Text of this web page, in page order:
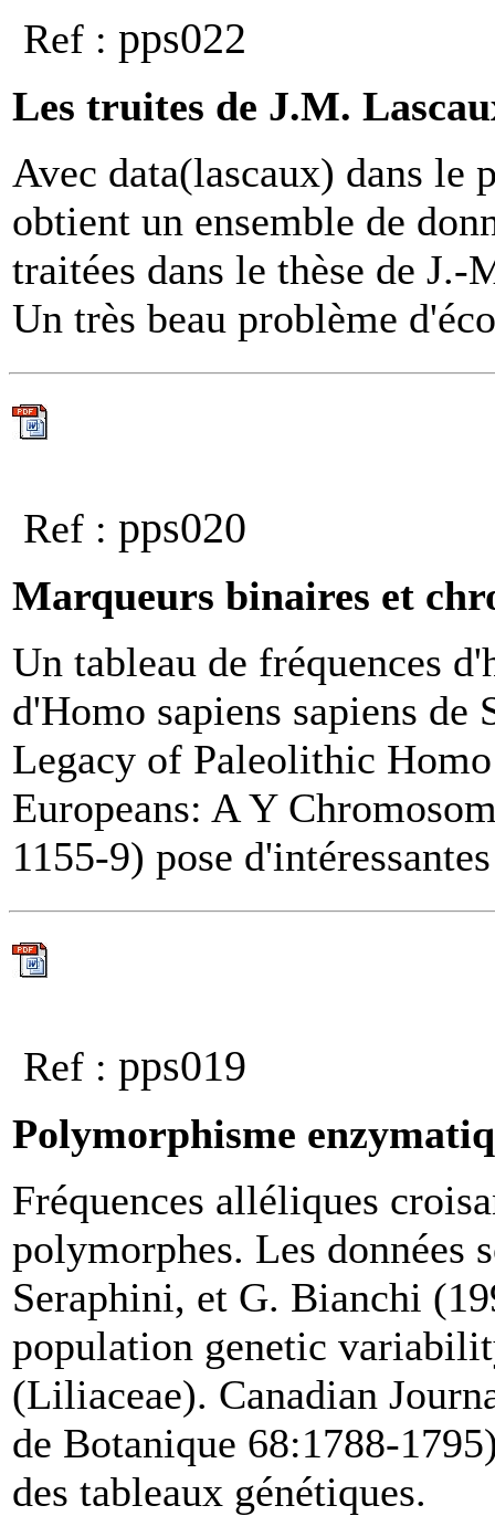
Ref : pps022
Les truites de J.M.
Avec data(lascaux) dans le
obtient un ensemble de
traitées dans le thèse de J.-
Un très beau problème
Ref : pps020
Marqueurs binaires et
Un tableau de fréquences
d'Homo sapiens sapiens
Legacy of Paleolithic
Europeans: A Y
1155-9) pose
Ref : pps019
Polymorphisme
Fréquences alléliques
polymorphes. Les
Seraphini, et G. Bianchi
population genetic
(Liliaceae). Canadian
de Botanique 68:1788-
des tableaux génétiques.